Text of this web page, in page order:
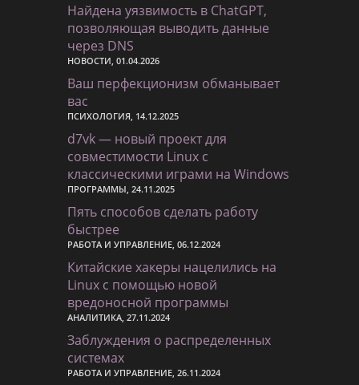
Найдена уязвимость в ChatGPT,
позволяющая выводить данные
через DNS
НОВОСТИ, 01.04.2026
Ваш перфекционизм обманывает
вас
ПСИХОЛОГИЯ, 14.12.2025
d7vk — новый проект для
совместимости Linux с
классическими играми на Windows
ПРОГРАММЫ, 24.11.2025
Пять способов сделать работу
быстрее
РАБОТА И УПРАВЛЕНИЕ, 06.12.2024
Китайские хакеры нацелились на
Linux с помощью новой
вредоносной программы
АНАЛИТИКА, 27.11.2024
Заблуждения о распределенных
системах
РАБОТА И УПРАВЛЕНИЕ, 26.11.2024